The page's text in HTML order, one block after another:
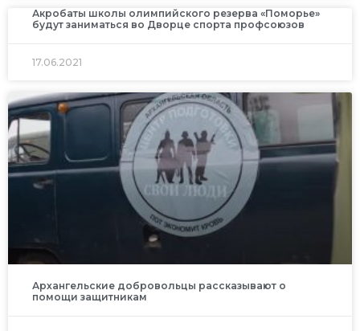
Акробаты школы олимпийского резерва «Поморье»
будут заниматься во Дворце спорта профсоюзов
17.06.2021
Архангельские добровольцы рассказывают о
помощи защитникам